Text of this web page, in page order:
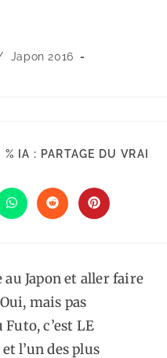
Japon 2016
IA : PARTAGE DU VRAI
Ouvrir
dans
Ouvrir
dans
Ouvrir
dans
Japon et aller faire
mais pas
c’est LE
l’un des plus